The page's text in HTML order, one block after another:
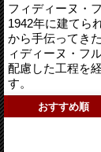
フィディーヌ・
1942年に建てら
から手伝ってき
ィディーヌ・フ
配慮した工程を
す。
おすすめ順